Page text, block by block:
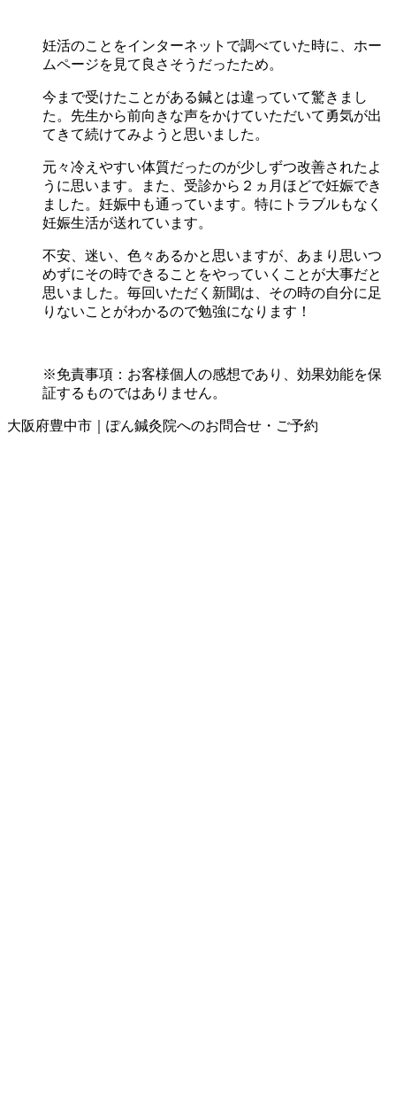
妊活のことをインターネットで調べていた時に、ホー
ムページを見て良さそうだったため。
今まで受けたことがある鍼とは違っていて驚きまし
た。先生から前向きな声をかけていただいて勇気が出
てきて続けてみようと思いました。
元々冷えやすい体質だったのが少しずつ改善されたよ
うに思います。また、受診から２ヵ月ほどで妊娠でき
ました。妊娠中も通っています。特にトラブルもなく
妊娠生活が送れています。
不安、迷い、色々あるかと思いますが、あまり思いつ
めずにその時できることをやっていくことが大事だと
思いました。毎回いただく新聞は、その時の自分に足
りないことがわかるので勉強になります！
※免責事項：お客様個人の感想であり、効果効能を保
証するものではありません。
大阪府豊中市｜ぽん鍼灸院へのお問合せ・ご予約